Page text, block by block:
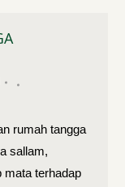
rumah tangga
sallam,
mata terhadap